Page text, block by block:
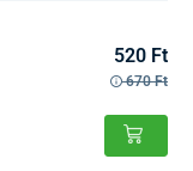
520 Ft
670 Ft